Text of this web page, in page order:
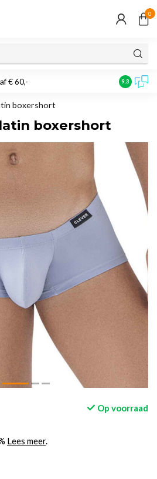
0
€ 60,- 9.3
boxershort
boxershort
Op voorraad
Lees meer.